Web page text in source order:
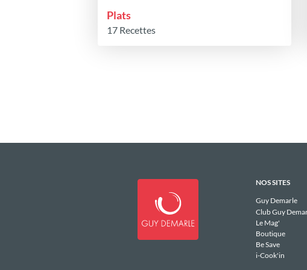
Plats
17 Recettes
NOS SITES
Guy Demarle
Club Guy
Le Mag'
Boutique
Be Save
i-Cook'in